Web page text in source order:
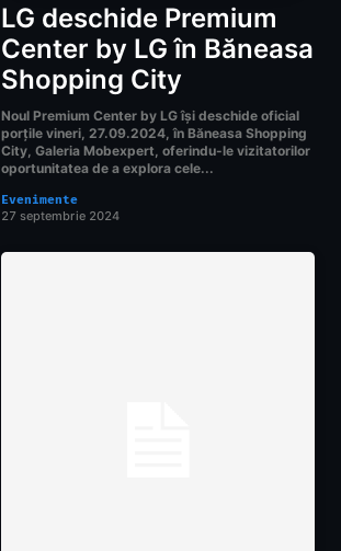
LG deschide Premium
Center by LG în Băneasa
Shopping City
Noul Premium Center by LG își deschide oficial
porțile vineri, 27.09.2024, în Băneasa Shopping
City, Galeria Mobexpert, oferindu-le vizitatorilor
oportunitatea de a explora cele...
Evenimente
27 septembrie 2024